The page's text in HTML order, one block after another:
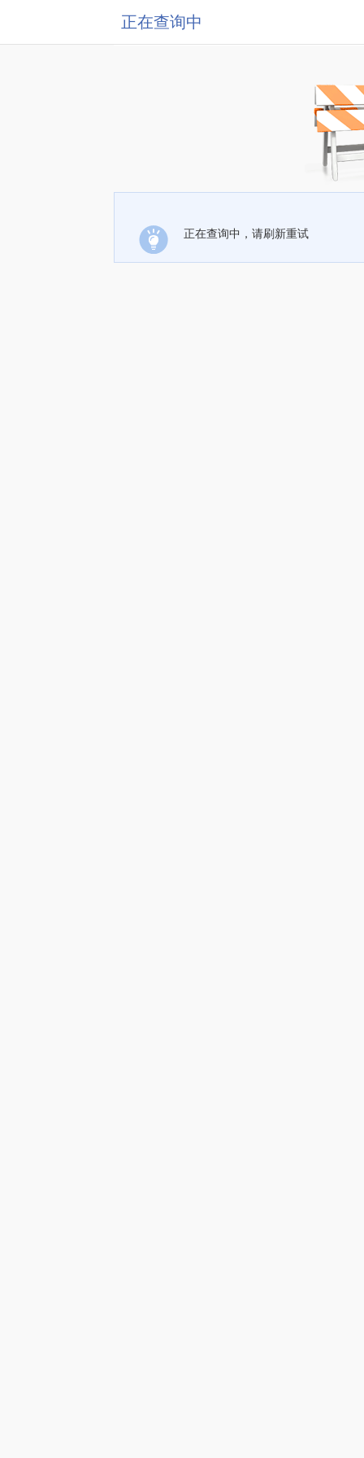
正在查询中
正在查询中，请刷新重试